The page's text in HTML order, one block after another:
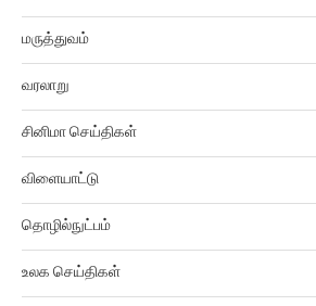
மருத்துவம்
வரலாறு
சினிமா செய்திகள்
விளையாட்டு
தொழில்நுட்பம்
உலக செய்திகள்